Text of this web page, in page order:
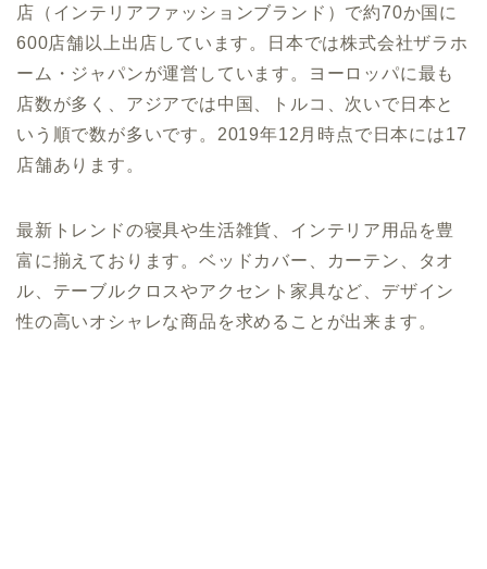
店（インテリアファッションブランド）で約70か国に
600店舗以上出店しています。日本では株式会社ザラホ
ーム・ジャパンが運営しています。ヨーロッパに最も
店数が多く、アジアでは中国、トルコ、次いで日本と
いう順で数が多いです。2019年12月時点で日本には17
店舗あります。
最新トレンドの寝具や生活雑貨、インテリア用品を豊
富に揃えております。ベッドカバー、カーテン、タオ
ル、テーブルクロスやアクセント家具など、デザイン
性の高いオシャレな商品を求めることが出来ます。